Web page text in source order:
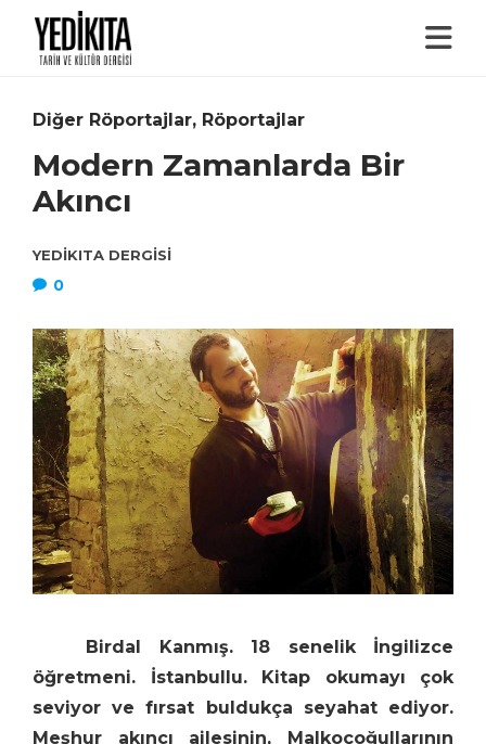
Diğer Röportajlar, Röportajlar
Modern Zamanlarda Bir
Akıncı
YEDIKITA DERGISI
0
Birdal Kanmış. 18 senelik İngilizce
öğretmeni. İstanbullu. Kitap okumayı çok
seviyor ve fırsat buldukça seyahat ediyor.
Meşhur akıncı ailesinin, Malkoçoğullarının